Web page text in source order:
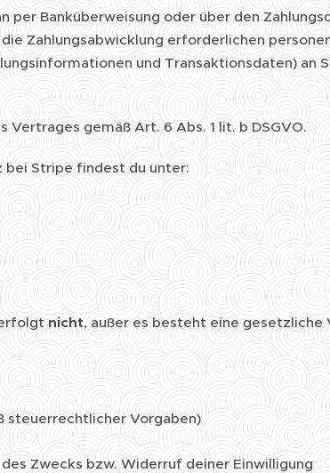
per Banküberweisung oder über den
Zahlungsabwicklung erforderlichen
und Transaktionsdaten)
gemäß Art. 6 Abs. 1 lit. b DSGVO.
Stripe findest du unter:
nicht, außer es besteht eine gesetzliche
steuerrechtlicher Vorgaben)
Zwecks bzw. Widerruf deiner Einwilligung